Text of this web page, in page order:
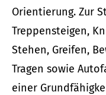
Orientierung. Zur
Treppensteigen,
Stehen, Greifen,
Tragen sowie
einer